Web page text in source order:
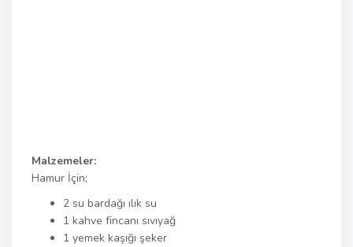
Malzemeler:
Hamur İçin;
2 su bardağı ılık su
1 kahve fincanı sıvıyağ
1 yemek kaşığı şeker